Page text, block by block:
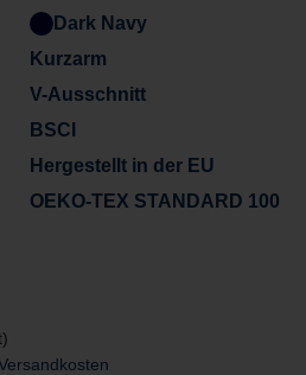
Dark Navy
Kurzarm
V-Ausschnitt
BSCI
Hergestellt in der EU
OEKO-TEX STANDARD 100